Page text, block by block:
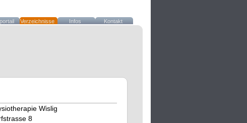
Verzeichnisse Infos Kontakt
Wislig
8